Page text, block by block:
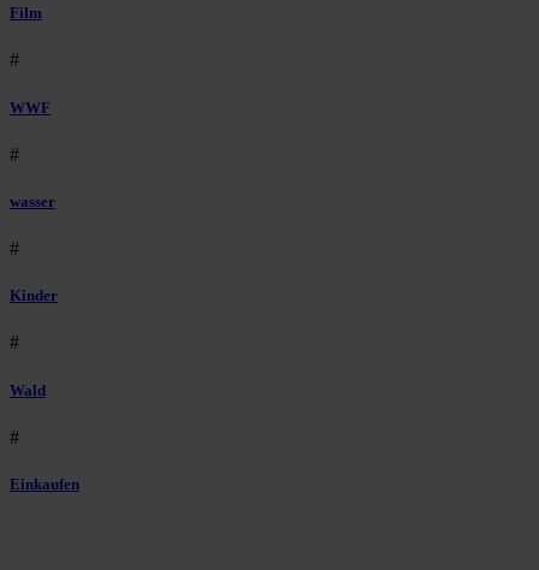
Film
#
WWF
#
wasser
#
Kinder
#
Wald
#
Einkaufen